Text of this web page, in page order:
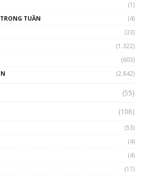
(1)
TUẦN
(4)
(33)
(1.322)
(603)
(2.842)
(55)
(106)
(53)
(4)
(4)
(17)